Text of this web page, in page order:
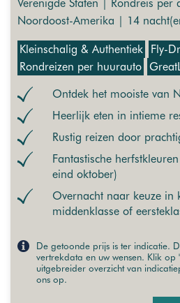
Verenigde Staten | Rondreis per
Noordoost-Amerika | 14
Kleinschalig & Authentiek
Fly-
Rondreizen per huurauto
Ontdek het mooiste van
Heerlijk eten in intieme
Rustig reizen door
Fantastische
eind oktober)
Overnacht naar keuze in
middenklasse of
De getoonde prijs is ter indicatie.
vertrekdata en uw wensen. Klik
uitgebreider overzicht van
ons op.